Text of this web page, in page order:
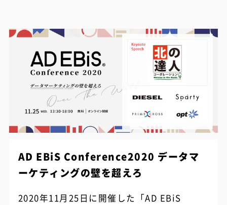
AD EBiS Conference2020 データマ
ーケティングの壁を超えろ
2020年11月25日に開催した「AD EBiS